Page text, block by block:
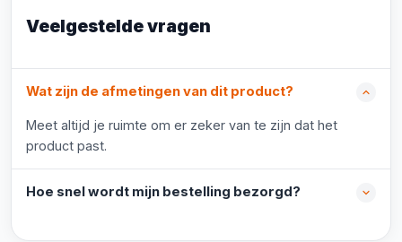
Veelgestelde vragen
Wat zijn de afmetingen van dit product?
Meet altijd je ruimte om er zeker van te zijn dat het
product past.
Hoe snel wordt mijn bestelling bezorgd?